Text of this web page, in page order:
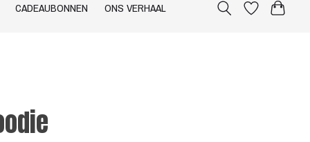
CADEAUBONNEN ONS VERHAAL